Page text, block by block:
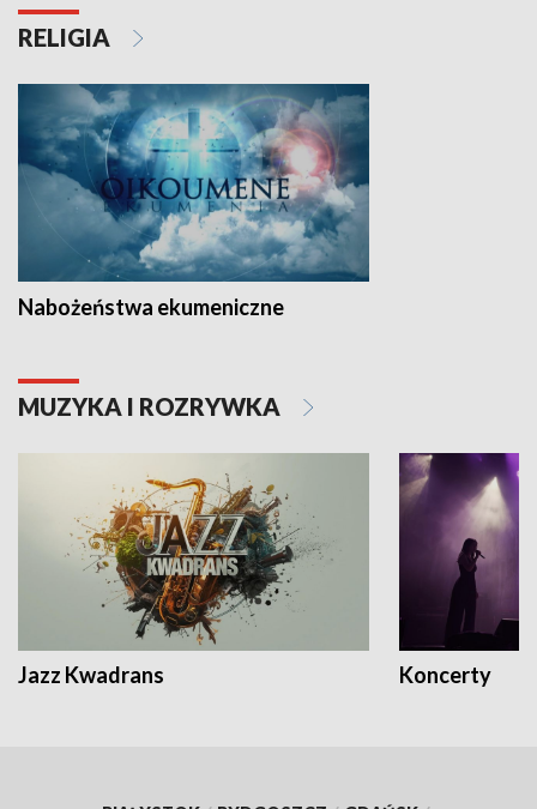
RELIGIA
Nabożeństwa ekumeniczne
MUZYKA I ROZRYWKA
Jazz Kwadrans Koncerty